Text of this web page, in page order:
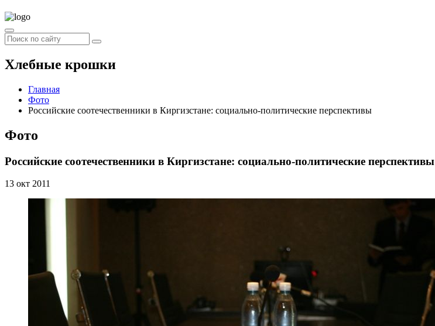
Хлебные крошки
Главная
Фото
Российские соотечественники в Киргизстане: социально-политические перспективы
Фото
Российские соотечественники в Киргизстане: социально-политические перспективы
13 окт 2011